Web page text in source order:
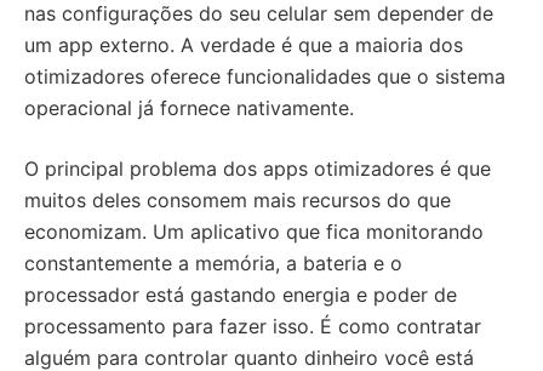
nas configurações do seu celular sem depender de
um app externo. A verdade é que a maioria dos
otimizadores oferece funcionalidades que o sistema
operacional já fornece nativamente.
O principal problema dos apps otimizadores é que
muitos deles consomem mais recursos do que
economizam. Um aplicativo que fica monitorando
constantemente a memória, a bateria e o
processador está gastando energia e poder de
processamento para fazer isso. É como contratar
alguém para controlar quanto dinheiro você está